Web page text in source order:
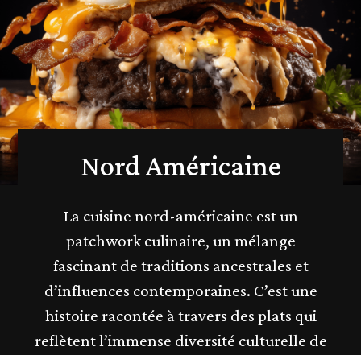
Nord Américaine
La cuisine nord-américaine est un
patchwork culinaire, un mélange
fascinant de traditions ancestrales et
d’influences contemporaines. C’est une
histoire racontée à travers des plats qui
reflètent l’immense diversité culturelle de